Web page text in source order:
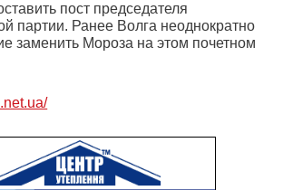
пост председателя
партии. Ранее Волга неоднократно
заменить Мороза на этом почетном